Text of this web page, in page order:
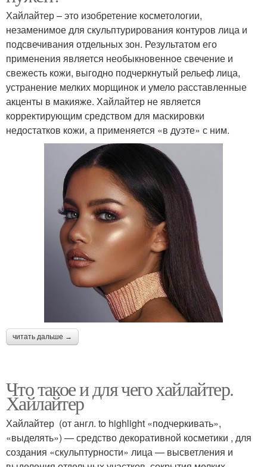
Хайлайтер – это изобретение косметологии,
незаменимое для скульптурирования контуров лица и
подсвечивания отдельных зон. Результатом его
применения является необыкновенное свечение и
свежесть кожи, выгодно подчеркнутый рельеф лица,
устранение мелких морщинок и умело расставленные
акценты в макияже. Хайлайтер не является
корректирующим средством для маскировки
недостатков кожи, а применяется «в дуэте» с ним.
читать дальше →
Что такое и для чего хайлайтер.
Хайлайтер
Хайлайтер (от англ. to highlight «подчеркивать»,
«выделять») — средство декоративной косметики , для
создания «скульптурности» лица — высветления и